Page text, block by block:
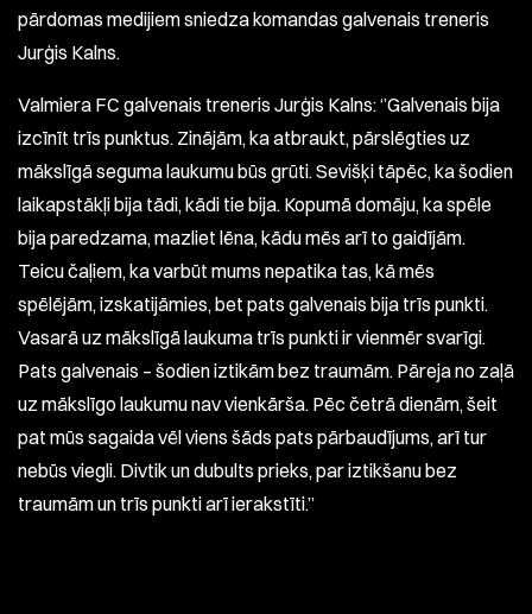
pārdomas medijiem sniedza komandas galvenais treneris
Jurģis Kalns.
Valmiera FC galvenais treneris Jurģis Kalns: ‘’Galvenais bija
izcīnīt trīs punktus. Zinājām, ka atbraukt, pārslēgties uz
mākslīgā seguma laukumu būs grūti. Sevišķi tāpēc, ka šodien
laikapstākļi bija tādi, kādi tie bija. Kopumā domāju, ka spēle
bija paredzama, mazliet lēna, kādu mēs arī to gaidījām.
Teicu čaļiem, ka varbūt mums nepatika tas, kā mēs
spēlējām, izskatijāmies, bet pats galvenais bija trīs punkti.
Vasarā uz mākslīgā laukuma trīs punkti ir vienmēr svarīgi.
Pats galvenais – šodien iztikām bez traumām. Pāreja no zaļā
uz mākslīgo laukumu nav vienkārša. Pēc četrā dienām, šeit
pat mūs sagaida vēl viens šāds pats pārbaudījums, arī tur
nebūs viegli. Divtik un dubults prieks, par iztikšanu bez
traumām un trīs punkti arī ierakstīti.”